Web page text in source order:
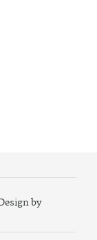
by